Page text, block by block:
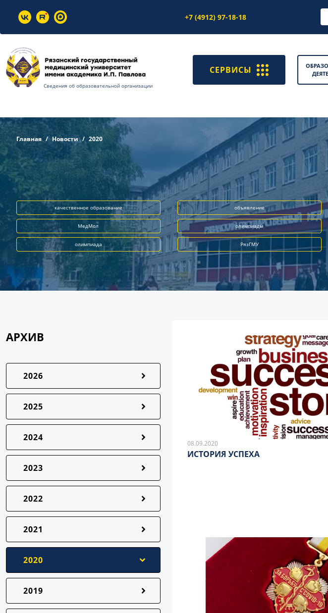
+7 (4912) 97-18-18
Сведения об образовательной организации
СЕРВИСЫ
Главная Новости 2020
качественное образование объявление
МедМол олимпиады
олимпиада РязГМУ
АРХИВ
2026
2025
2024
2023
2022
2021
2020
2019
08.09.2020
ИСТОРИЯ УСПЕХА